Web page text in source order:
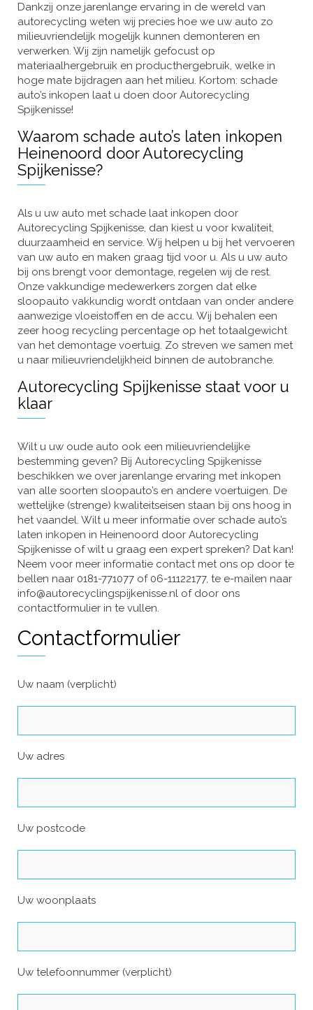
Dankzij onze jarenlange ervaring in de wereld van
autorecycling weten wij precies hoe we uw auto zo
milieuvriendelijk mogelijk kunnen demonteren en
verwerken. Wij zijn namelijk gefocust op
materiaalhergebruik en producthergebruik, welke in
hoge mate bijdragen aan het milieu. Kortom: schade
auto’s inkopen laat u doen door Autorecycling
Spijkenisse!
Waarom schade auto’s laten inkopen
Heinenoord door Autorecycling
Spijkenisse?
Als u uw auto met schade laat inkopen door
Autorecycling Spijkenisse, dan kiest u voor kwaliteit,
duurzaamheid en service. Wij helpen u bij het vervoeren
van uw auto en maken graag tijd voor u. Als u uw auto
bij ons brengt voor demontage, regelen wij de rest.
Onze vakkundige medewerkers zorgen dat elke
sloopauto vakkundig wordt ontdaan van onder andere
aanwezige vloeistoffen en de accu. Wij behalen een
zeer hoog recycling percentage op het totaalgewicht
van het demontage voertuig. Zo streven we samen met
u naar milieuvriendelijkheid binnen de autobranche.
Autorecycling Spijkenisse staat voor u
klaar
Wilt u uw oude auto ook een milieuvriendelijke
bestemming geven? Bij Autorecycling Spijkenisse
beschikken we over jarenlange ervaring met inkopen
van alle soorten sloopauto’s en andere voertuigen. De
wettelijke (strenge) kwaliteitseisen staan bij ons hoog in
het vaandel. Wilt u meer informatie over schade auto’s
laten inkopen in Heinenoord door Autorecycling
Spijkenisse of wilt u graag een expert spreken? Dat kan!
Neem voor meer informatie contact met ons op door te
bellen naar 0181-771077 of 06-11122177, te e-mailen naar
info@autorecyclingspijkenisse.nl of door ons
contactformulier in te vullen.
Contactformulier
Uw naam (verplicht)
Uw adres
Uw postcode
Uw woonplaats
Uw telefoonnummer (verplicht)